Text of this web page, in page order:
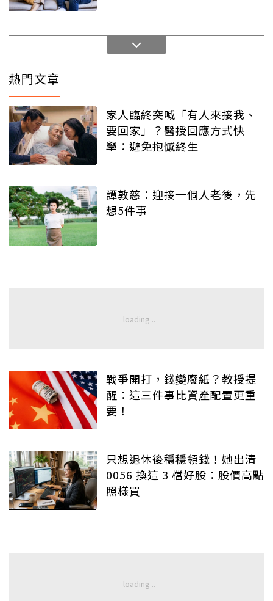
熱門文章
家人臨終突喊「有人來接我、
要回家」？醫授回應方式快
學：避免抱憾終生
譚敦慈：迎接一個人老後，先
想5件事
戰爭開打，錢變廢紙？教授提
醒：這三件事比資產配置更重
要！
只想退休後穩穩領錢！她出清
0056 換這 3 檔好股：股價高點
照樣買